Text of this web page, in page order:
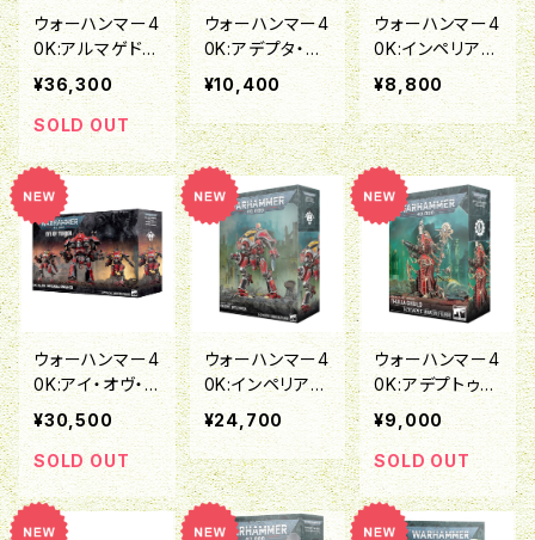
ウォーハンマー4
0K:アルマゲド
ン・バタリオン：
アストラ・ミリタ
ルム
¥36,300
SOLD OUT
ウォーハンマー4
0K:アデプタ・ソ
ロリタス：上級教
義修道女イント
ランジア・フレイ
¥10,400
ウォーハンマー4
0K:インペリア
ル・エージェン
ト：異端審問官
クロイル
¥8,800
ウォーハンマー4
0K:アイ・オヴ・
テラー・バタリオ
ン：インペリアル
ナイト
¥30,500
SOLD OUT
ウォーハンマー4
0K:インペリアル
ナイト：デストリ
エ
¥24,700
ウォーハンマー4
0K:アデプトゥ
ス・メカニカス：
ツリア・グールド
¥9,000
SOLD OUT